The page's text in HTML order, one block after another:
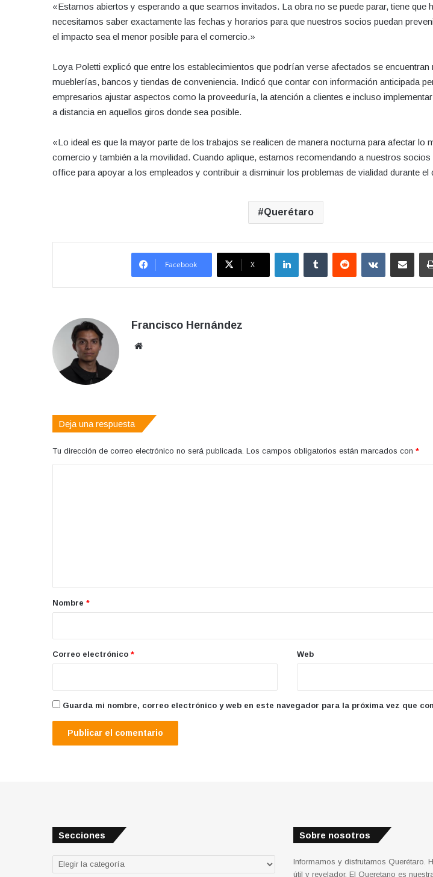
«Estamos abiertos y esperando a que seamos invitados. La obra no se puede parar, tiene que
necesitamos saber exactamente las fechas y horarios para que nuestros socios puedan
el impacto sea el menor posible para el comercio.»
Loya Poletti explicó que entre los establecimientos que podrían verse afectados se encuentran
mueblerías, bancos y tiendas de conveniencia. Indicó que contar con información anticipada
empresarios ajustar aspectos como la proveeduría, la atención a clientes e incluso
a distancia en aquellos giros donde sea posible.
«Lo ideal es que la mayor parte de los trabajos se realicen de manera nocturna para afectar lo
comercio y también a la movilidad. Cuando aplique, estamos recomendando a nuestros
office para apoyar a los empleados y contribuir a disminuir los problemas de vialidad durante el
Querétaro
Facebook X
LinkedInTumblr Reddit VKontakteCompartir por
Francisco Hernández
Deja una respuesta
Tu dirección de correo electrónico no será publicada. Los campos obligatorios están marcados con *
r
*
Nombre *
Correo electrónico * Web
Guarda mi nombre, correo electrónico y web en este navegador para la próxima vez que
Secciones
Secciones
Sobre nosotros
Informamos y disfrutamos Querétaro.
útil y revelador. El Queretano es